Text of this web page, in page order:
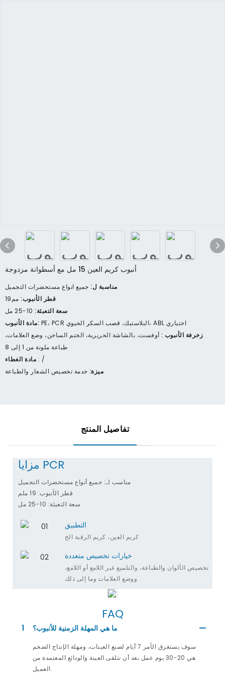
أنبوب كريم العين 15 مل مع أسطوانة مزدوجة
مناسبة ل: جميع انواع مستحضرات التجميل
قطر الأنبوب: مم19
سعة التعبئة: 10-25 مل
مادة الأنبوب:
PE، PCR البلاستيك، قصب السكر الحيوي، ABL اختياري
زخرفة الأنبوب : أوفست، بالشاشة الحريرية، الختم الساخن، وضع العلامات،
طباعة ملونة من 1 إلى 8
: /
ميزة: خدمة تخصيص الشعار والطباعة
تفاصيل المنتج
مزايا PCR
مناسب لـ: جميع أنواع مستحضرات التجميل
قطر الأنبوب: 19 ملم
سعة التعبئة: 10-25 مل
التطبيق
كريم العين، كريم الرقبة الخ
خيارات تخصيص متعددة
تخصيص الألوان والطباعة، والتلميع غير اللامع أو اللامع،
ووضع العلامات وما إلى ذلك
FAQ
1 ما هي المهلة الزمنية للأنبوب؟
سوف يستغرق الأمر 7 أيام لصنع العينات، ومهلة الإنتاج الضخم
هي 20-30 يوم عمل بعد أن نتلقى العينة والودائع المعتمدة من
العميل.